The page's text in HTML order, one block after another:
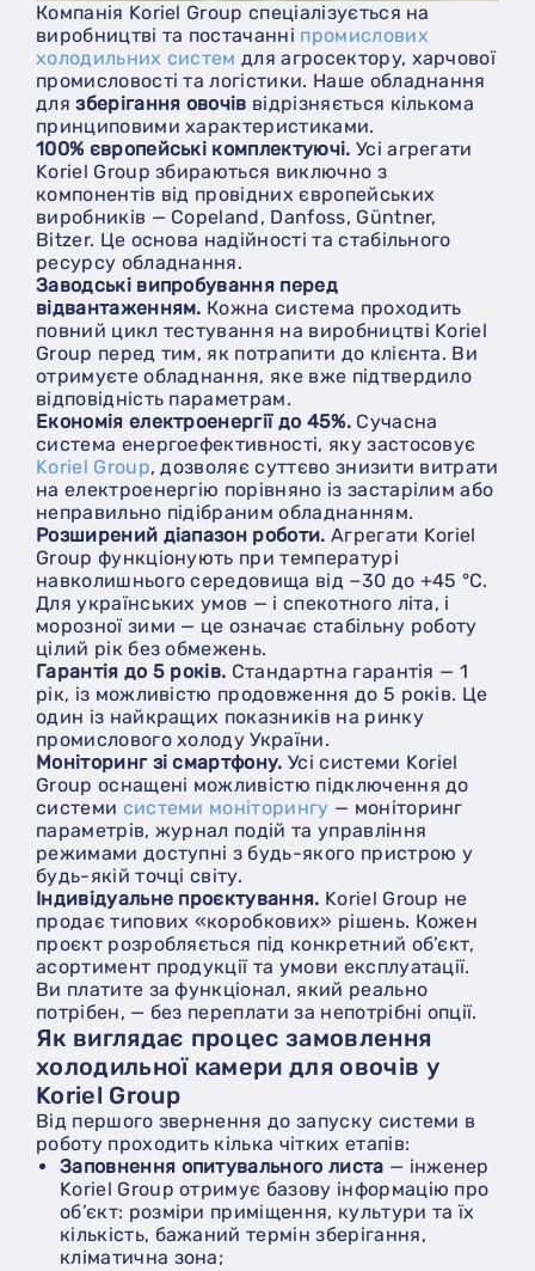
Компанія Koriel Group спеціалізується на
виробництві та постачанні промислових
холодильних систем для агросектору, харчової
промисловості та логістики. Наше обладнання
длязберігання овочів відрізняється кількома
принциповими характеристиками.
100% європейські комплектуючі. Усі агрегати
Koriel Group збираються виключно з
компонентів від провідних європейських
виробників — Copeland, Danfoss, Güntner,
Bitzer. Це основа надійності та стабільного
ресурсу обладнання.
Заводські випробування перед
відвантаженням. Кожна система проходить
повний цикл тестування на виробництві Koriel
Group перед тим, як потрапити до клієнта. Ви
отримуєте обладнання, яке вже підтвердило
відповідність параметрам.
Економія електроенергії до 45%.Сучасна
система енергоефективності, яку застосовує
Koriel Group, дозволяє суттєво знизити витрати
на електроенергію порівняно із застарілим або
неправильно підібраним обладнанням.
Розширений діапазон роботи. Агрегати Koriel
Group функціонують при температурі
навколишнього середовища від −30 до +45 °С.
Для українських умов — і спекотного літа, і
морозної зими — це означає стабільну роботу
цілий рік без обмежень.
Гарантія до 5 років. Стандартна гарантія — 1
рік, із можливістю продовження до 5 років. Це
один із найкращих показників на ринку
промислового холоду України.
Моніторинг зі смартфону. Усі системи Koriel
Group оснащені можливістю підключення до
системи системи моніторингу — моніторинг
параметрів, журнал подій та управління
режимами доступні з будь-якого пристрою у
будь-якій точці світу.
Індивідуальне проєктування. Koriel Group не
продає типових «коробкових» рішень. Кожен
проєкт розробляється під конкретний об’єкт,
асортимент продукції та умови експлуатації.
Ви платите за функціонал, який реально
потрібен, — без переплати за непотрібні опції.
Як виглядає процес замовлення
холодильної камери для овочів у
Koriel Group
Від першого звернення до запуску системи в
роботу проходить кілька чітких етапів:
Заповнення опитувального листа — інженер
Koriel Group отримує базову інформацію про
об’єкт: розміри приміщення, культури та їх
кількість, бажаний термін зберігання,
кліматична зона;